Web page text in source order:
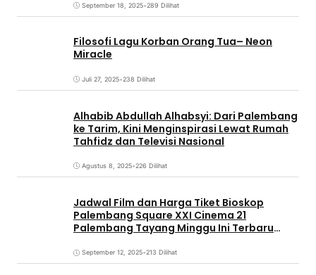
September 18, 2025•289 Dilihat
Filosofi Lagu Korban Orang Tua– Neon
Miracle
Juli 27, 2025•238 Dilihat
Alhabib Abdullah Alhabsyi: Dari Palembang
ke Tarim, Kini Menginspirasi Lewat Rumah
Tahfidz dan Televisi Nasional
Agustus 8, 2025•226 Dilihat
Jadwal Film dan Harga Tiket Bioskop
Palembang Square XXI Cinema 21
Palembang Tayang Minggu Ini Terbaru
September 12, 2025•213 Dilihat